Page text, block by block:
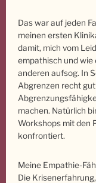
Das war auf jeden
meinen ersten
damit, mich vom
empathisch und wie
anderen aufsog. In
Abgrenzen recht
machen. Natürlich
Workshops mit den
konfrontiert.
Meine Empathie-
Die